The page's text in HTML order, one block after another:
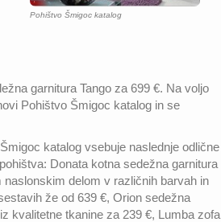
Pohištvo Šmigoc katalog
garnitura Tango za 699 €. Na voljo
Pohištvo Šmigoc katalog in se
katalog vsebuje naslednje odlične
Donata kotna sedežna garnitura
naslonskim delom v različnih barvah in
že od 639 €, Orion sedežna
kvalitetne tkanine za 239 €, Lumba zofa